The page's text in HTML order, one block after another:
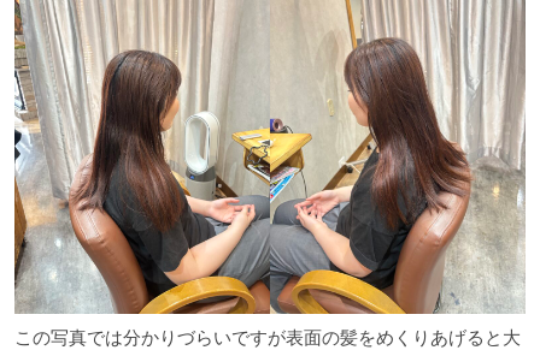
この写真では分かりづらいですが表面の髪をめくりあげると大